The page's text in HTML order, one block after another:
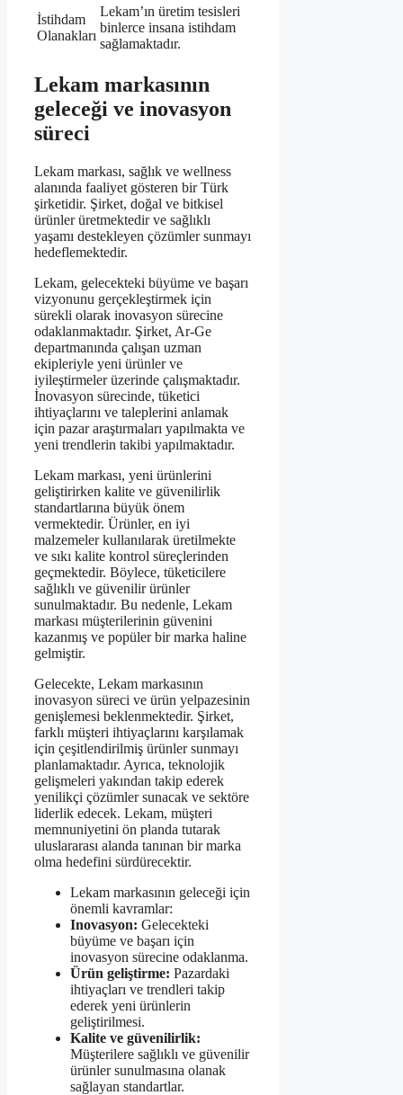
İstihdam
Olanakları
Lekam’ın üretim tesisleri
binlerce insana istihdam
sağlamaktadır.
Lekam markasının
geleceği ve inovasyon
süreci
Lekam markası, sağlık ve wellness
alanında faaliyet gösteren bir Türk
şirketidir. Şirket, doğal ve bitkisel
ürünler üretmektedir ve sağlıklı
yaşamı destekleyen çözümler sunmayı
hedeflemektedir.
Lekam, gelecekteki büyüme ve başarı
vizyonunu gerçekleştirmek için
sürekli olarak inovasyon sürecine
odaklanmaktadır. Şirket, Ar-Ge
departmanında çalışan uzman
ekipleriyle yeni ürünler ve
iyileştirmeler üzerinde çalışmaktadır.
İnovasyon sürecinde, tüketici
ihtiyaçlarını ve taleplerini anlamak
için pazar araştırmaları yapılmakta ve
yeni trendlerin takibi yapılmaktadır.
Lekam markası, yeni ürünlerini
geliştirirken kalite ve güvenilirlik
standartlarına büyük önem
vermektedir. Ürünler, en iyi
malzemeler kullanılarak üretilmekte
ve sıkı kalite kontrol süreçlerinden
geçmektedir. Böylece, tüketicilere
sağlıklı ve güvenilir ürünler
sunulmaktadır. Bu nedenle, Lekam
markası müşterilerinin güvenini
kazanmış ve popüler bir marka haline
gelmiştir.
Gelecekte, Lekam markasının
inovasyon süreci ve ürün yelpazesinin
genişlemesi beklenmektedir. Şirket,
farklı müşteri ihtiyaçlarını karşılamak
için çeşitlendirilmiş ürünler sunmayı
planlamaktadır. Ayrıca, teknolojik
gelişmeleri yakından takip ederek
yenilikçi çözümler sunacak ve sektöre
liderlik edecek. Lekam, müşteri
memnuniyetini ön planda tutarak
uluslararası alanda tanınan bir marka
olma hedefini sürdürecektir.
Lekam markasının geleceği için
önemli kavramlar:
Inovasyon: Gelecekteki
büyüme ve başarı için
inovasyon sürecine odaklanma.
Ürün geliştirme: Pazardaki
ihtiyaçları ve trendleri takip
ederek yeni ürünlerin
geliştirilmesi.
Kalite ve güvenilirlik:
Müşterilere sağlıklı ve güvenilir
ürünler sunulmasına olanak
sağlayan standartlar.